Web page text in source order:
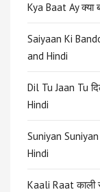
Kya Baat Ay क्या
Saiyaan Ki
and Hindi
Dil Tu Jaan Tu
Hindi
Suniyan
Hindi
Kaali Raat काली